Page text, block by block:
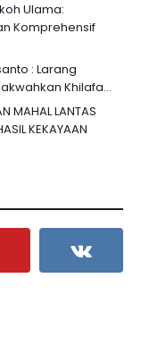
Ulama:
Komprehensif
: Larang
Khilafa...
MAHAL LANTAS
KEKAYAAN